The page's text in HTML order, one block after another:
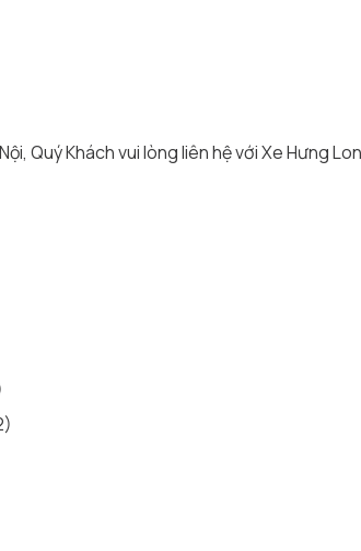
Quý Khách vui lòng liên hệ với Xe Hưng